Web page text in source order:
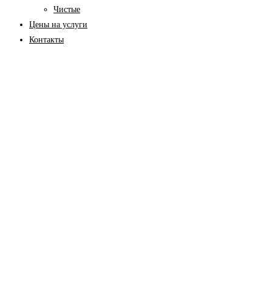
Чистые
Цены на услуги
Контакты